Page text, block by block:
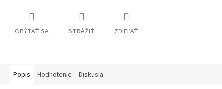
OPÝTAŤ SA STRÁŽIŤ ZDIEĽAŤ
Popis Hodnotenie Diskusia